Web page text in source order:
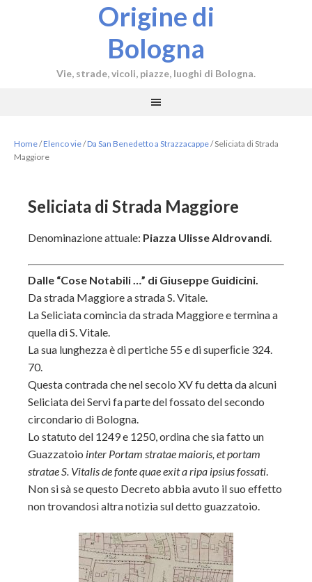
Origine di
Bologna
Vie, strade, vicoli, piazze, luoghi di Bologna.
Home/Elenco vie/Da San Benedetto a Strazzacappe/Seliciata di Strada
Maggiore
Seliciata di Strada Maggiore
Denominazione attuale: Piazza Ulisse Aldrovandi.
Dalle “Cose Notabili …” di Giuseppe Guidicini.
Da strada Maggiore a strada S. Vitale.
La Seliciata comincia da strada Maggiore e termina a
quella di S. Vitale.
La sua lunghezza è di pertiche 55 e di superﬁcie 324.
70.
Questa contrada che nel secolo XV fu detta da alcuni
Seliciata dei Servi fa parte del fossato del secondo
circondario di Bologna.
Lo statuto del 1249 e 1250, ordina che sia fatto un
Guazzatoio inter Portam stratae maioris, et portam
stratae S. Vitalis de fonte quae exit a ripa ipsius fossati.
Non si sà se questo Decreto abbia avuto il suo effetto
non trovandosi altra notizia sul detto guazzatoio.